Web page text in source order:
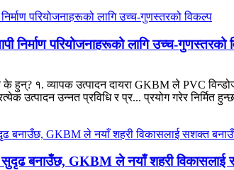
निर्माण परियोजनाहरूको लागि उच्च-गुणस्तरको
हुन्? १. व्यापक उत्पादन दायरा GKBM ले PVC
उत्पादन उन्नत प्रविधि र प्र... प्रयोग गरेर निर्मित
सुदृढ बनाउँछ, GKBM ले नयाँ शहरी विकासलाई